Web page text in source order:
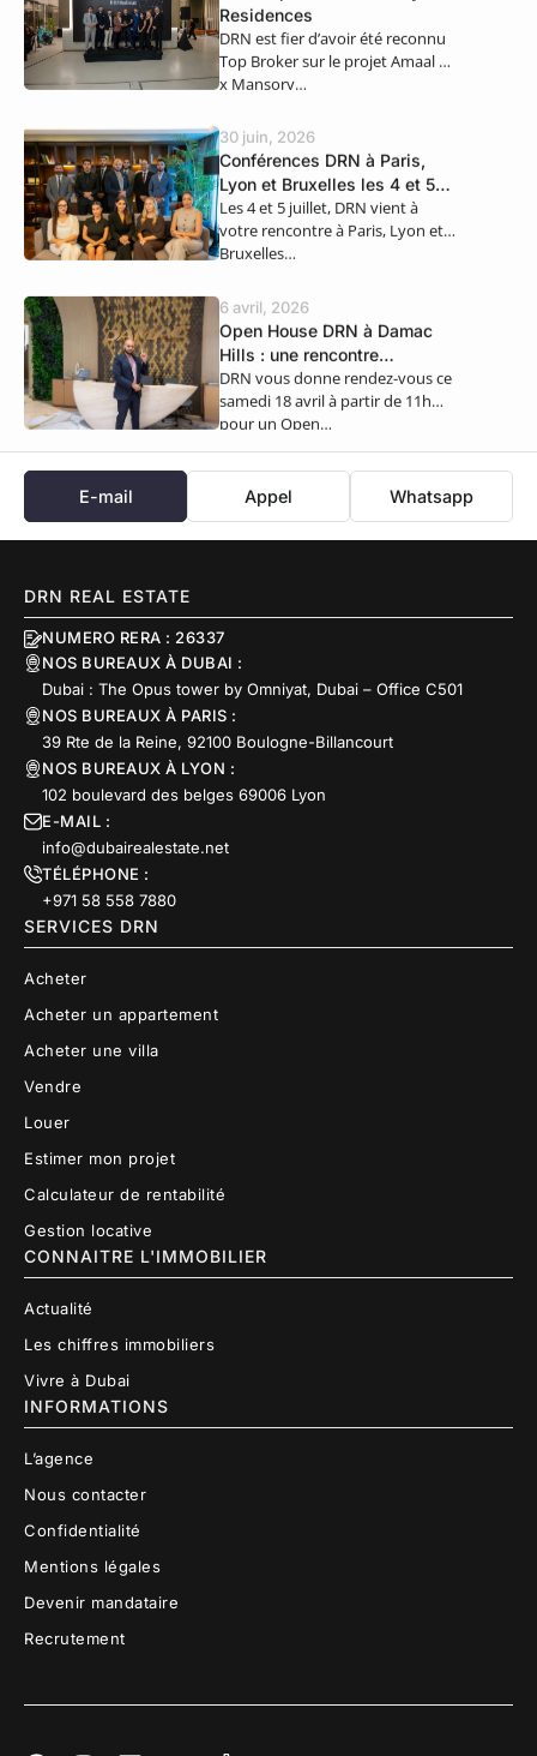
Residences
DRN est fier d’avoir été reconnu
Top Broker sur le projet Amaal 8
x Mansory…
30 juin, 2026
Conférences DRN à Paris,
Lyon et Bruxelles les 4 et 5
juillet
Les 4 et 5 juillet, DRN vient à
votre rencontre à Paris, Lyon et
Bruxelles…
6 avril, 2026
Open House DRN à Damac
Hills : une rencontre
exclusive ce samedi 18 avril
DRN vous donne rendez-vous ce
samedi 18 avril à partir de 11h
pour un Open…
E-mail Appel Whatsapp
DRN REAL ESTATE
NUMERO RERA : 26337
NOS BUREAUX À DUBAI :
Dubai : The Opus tower by Omniyat, Dubai – Office C501
NOS BUREAUX À PARIS :
39 Rte de la Reine, 92100 Boulogne-Billancourt
NOS BUREAUX À LYON :
102 boulevard des belges 69006 Lyon
E-MAIL :
info@dubairealestate.net
TÉLÉPHONE :
+971 58 558 7880
SERVICES DRN
Acheter
Acheter un appartement
Acheter une villa
Vendre
Louer
Estimer mon projet
Calculateur de rentabilité
Gestion locative
CONNAITRE L'IMMOBILIER
Actualité
Les chiffres immobiliers
Vivre à Dubai
INFORMATIONS
L’agence
Nous contacter
Confidentialité
Mentions légales
Devenir mandataire
Recrutement